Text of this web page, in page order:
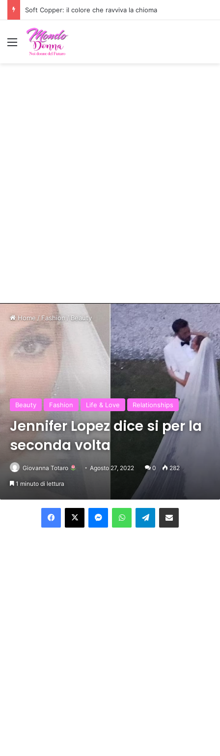
Look The Odyssey: il trend moda dell’estate
Menu
Home/Fashion /Beauty
Beauty Fashion Life & Love Relationships
Jennifer Lopez dice si per la
seconda volta
Giovanna Totaro Agosto 27, 2022 0 282
1 minuto di lettura
Facebook
X MessengerWhatsAppTelegramCondividi per email